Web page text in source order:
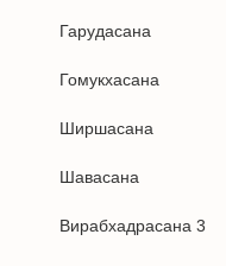
Гарудасана
Гомукхасана
Ширшасана
Шавасана
Вирабхадрасана 3